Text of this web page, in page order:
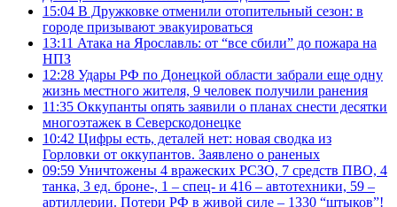
15:04 В Дружковке отменили отопительный сезон: в
городе призывают эвакуироваться
13:11 Атака на Ярославль: от “все сбили” до пожара на
НПЗ
12:28 Удары РФ по Донецкой области забрали еще одну
жизнь местного жителя, 9 человек получили ранения
11:35 Оккупанты опять заявили о планах снести десятки
многоэтажек в Северскодонецке
10:42 Цифры есть, деталей нет: новая сводка из
Горловки от оккупантов. Заявлено о раненых
09:59 Уничтожены 4 вражеских РСЗО, 7 средств ПВО, 4
танка, 3 ед. броне-, 1 – спец- и 416 – автотехники, 59 –
артиллерии. Потери РФ в живой силе – 1330 “штыков”!